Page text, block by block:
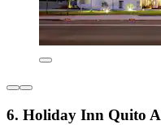
6. Holiday Inn Quito